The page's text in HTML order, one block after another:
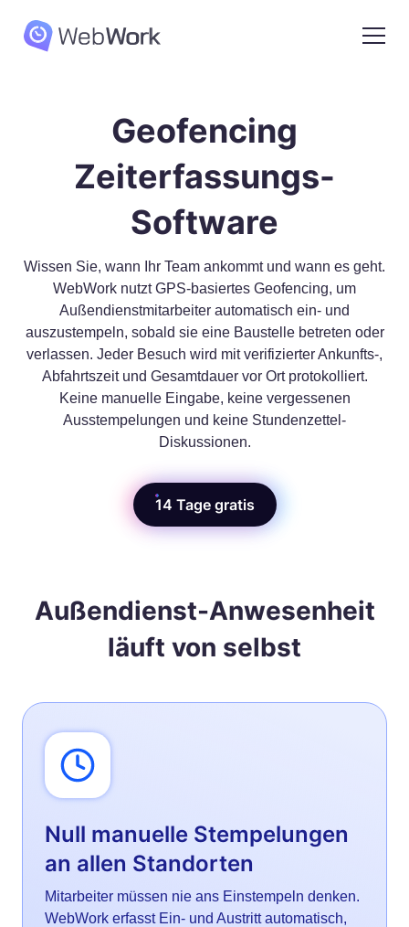
Geofencing
Zeiterfassungs-
Software
Wissen Sie, wann Ihr Team ankommt und wann es geht.
WebWork nutzt GPS-basiertes Geofencing, um
Außendienstmitarbeiter automatisch ein- und
auszustempeln, sobald sie eine Baustelle betreten oder
verlassen. Jeder Besuch wird mit verifizierter Ankunfts-,
Abfahrtszeit und Gesamtdauer vor Ort protokolliert.
Keine manuelle Eingabe, keine vergessenen
Ausstempelungen und keine Stundenzettel-
Diskussionen.
14 Tage gratis
Außendienst-Anwesenheit
läuft von selbst
Null manuelle Stempelungen
an allen Standorten
Mitarbeiter müssen nie ans Einstempeln denken.
WebWork erfasst Ein- und Austritt automatisch,